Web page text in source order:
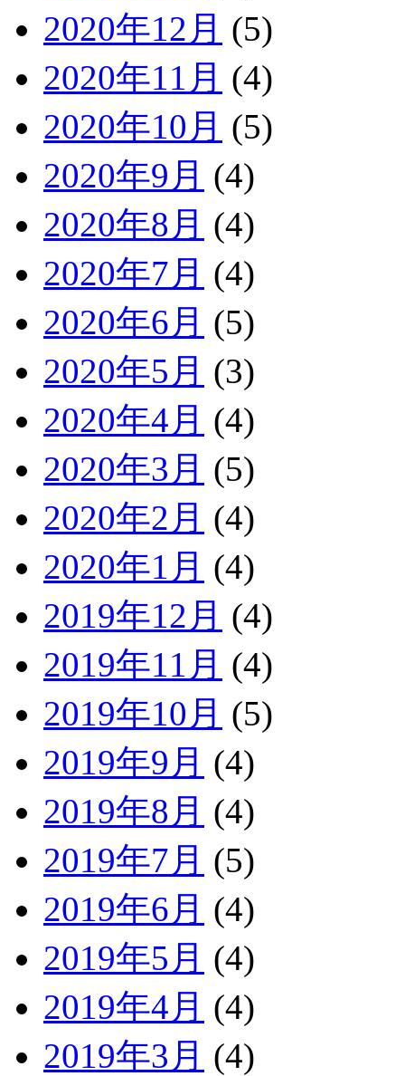
2020年12月 (5)
2020年11月 (4)
2020年10月 (5)
2020年9月 (4)
2020年8月 (4)
2020年7月 (4)
2020年6月 (5)
2020年5月 (3)
2020年4月 (4)
2020年3月 (5)
2020年2月 (4)
2020年1月 (4)
2019年12月 (4)
2019年11月 (4)
2019年10月 (5)
2019年9月 (4)
2019年8月 (4)
2019年7月 (5)
2019年6月 (4)
2019年5月 (4)
2019年4月 (4)
2019年3月 (4)